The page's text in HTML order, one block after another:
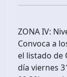
ZONA IV:
Convoca a
el listado de
día viernes